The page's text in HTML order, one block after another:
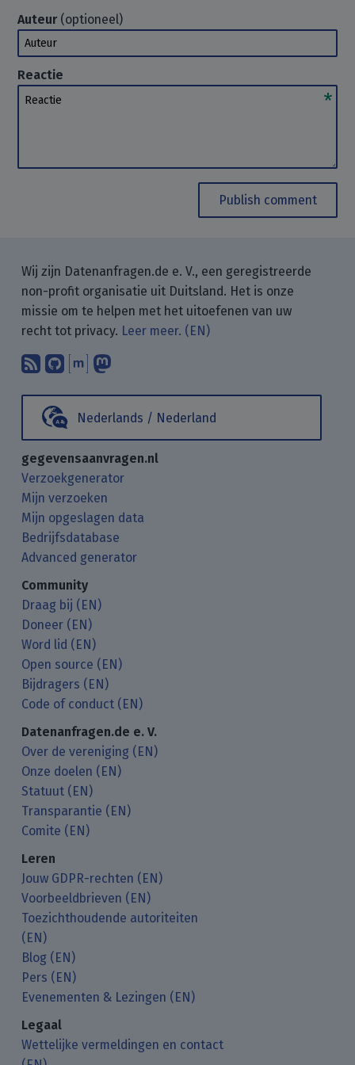
Auteur(optioneel)
Auteur
Reactie
Reactie
Publish comment
Wij zijn Datenanfragen.de e. V., een geregistreerde
non-profit organisatie uit Duitsland. Het is onze
missie om te helpen met het uitoefenen van uw
recht tot privacy. Leer meer. (EN)
Abonneer op onze blogposts met
Vind ons op GitHub.
Praat met ons via Matrix.
Nederlands / Nederland
gegevensaanvragen.nl
Verzoekgenerator
Mijn verzoeken
Mijn opgeslagen data
Bedrijfsdatabase
Advanced generator
Community
Draag bij (EN)
Doneer (EN)
Word lid (EN)
Open source (EN)
Bijdragers (EN)
Code of conduct (EN)
Datenanfragen.de e. V.
Over de vereniging (EN)
Onze doelen (EN)
Statuut (EN)
Transparantie (EN)
Comite (EN)
Leren
Jouw GDPR-rechten (EN)
Voorbeeldbrieven (EN)
Toezichthoudende autoriteiten
(EN)
Blog (EN)
Pers (EN)
Evenementen & Lezingen (EN)
Legaal
Wettelijke vermeldingen en contact